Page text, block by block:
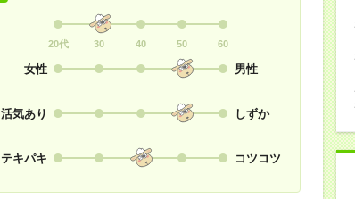
20代 30 40 50 60
女性 男性
活気あり しずか
テキパキ コツコツ